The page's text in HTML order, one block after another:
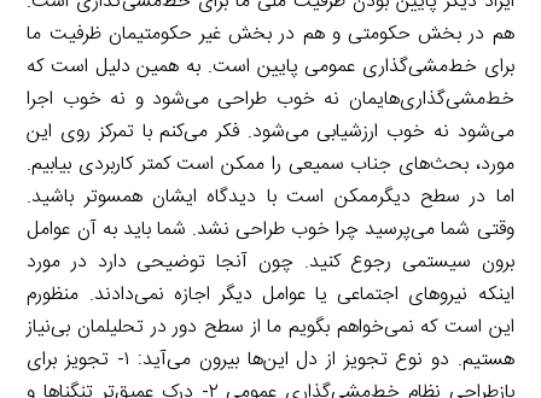
هم در بخش حکومتی و هم در بخش غیر حکومتیمان ظرفیت ما
برای خط‌مشی‌گذاری عمومی پایین است. به همین دلیل است که
خط‌مشی‌گذاری‌هایمان نه خوب طراحی می‌شود و نه خوب اجرا
می‌شود نه خوب ارزشیابی می‌شود. فکر می‌کنم با تمرکز روی این
مورد، بحث‌های جناب سمیعی را ممکن است کمتر کاربردی بیابیم.
اما در سطح دیگرممکن است با دیدگاه ایشان همسوتر باشید.
وقتی شما می‌پرسید چرا خوب طراحی نشد. شما باید به آن عوامل
برون سیستمی رجوع کنید. چون آنجا توضیحی دارد در مورد
اینکه نیروهای اجتماعی یا عوامل دیگر اجازه نمی‌دادند. منظورم
این است که نمی‌خواهم بگویم ما از سطح دور در تحلیلمان بی‌نیاز
هستیم. دو نوع تجویز از دل این‌ها بیرون می‌آید: ۱- تجویز برای